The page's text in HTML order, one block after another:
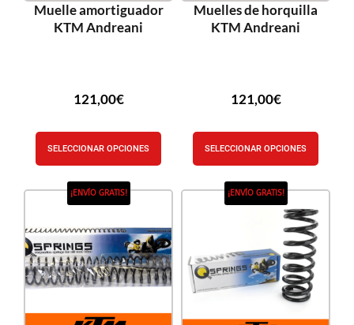
Muelle amortiguador
KTM Andreani
121,00€
SELECCIONAR OPCIONES
Muelles de horquilla
KTM Andreani
121,00€
SELECCIONAR OPCIONES
¡ENVÍO GRATIS! ¡ENVÍO GRATIS!